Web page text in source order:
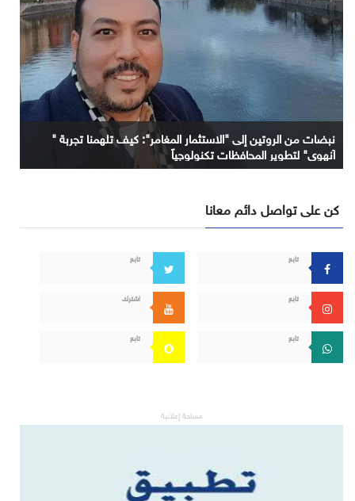
نبضات من الروتين إلى "الاستثمار المغامر": كيف تلهمنا تجربة "
آنهوي" لتطوير المحافظات تكنولوجياً
كن على تواصل دائم معانا
تابع تابع
تابع اشترك
تابع تابع
مساحة إعلانية